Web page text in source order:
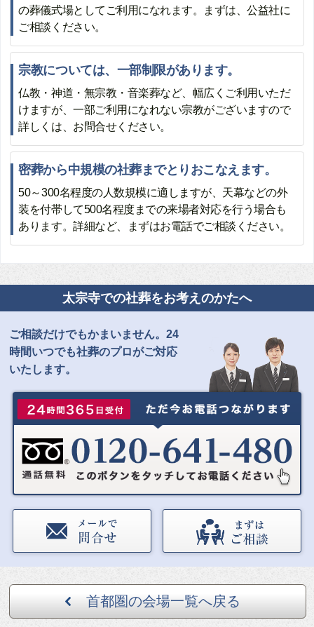
の葬儀式場としてご利用になれます。まずは、公益社に
ご相談ください。
宗教については、一部制限があります。
仏教・神道・無宗教・音楽葬など、幅広くご利用いただ
けますが、一部ご利用になれない宗教がございますので
詳しくは、お問合せください。
密葬から中規模の社葬までとりおこなえます。
50～300名程度の人数規模に適しますが、天幕などの外
装を付帯して500名程度までの来場者対応を行う場合も
あります。詳細など、まずはお電話でご相談ください。
太宗寺での社葬をお考えのかたへ
ご相談だけでもかまいません。24
時間いつでも社葬のプロがご対応
いたします。
首都圏の会場一覧へ戻る